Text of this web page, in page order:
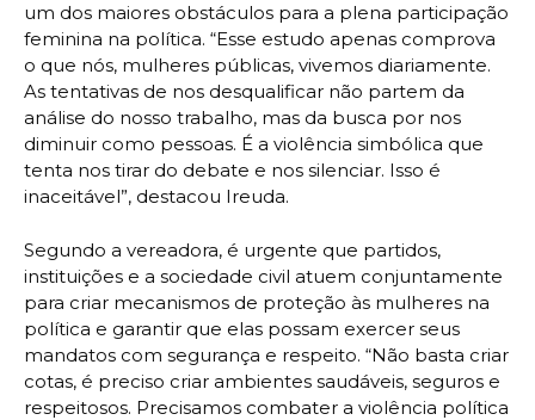
um dos maiores obstáculos para a plena participação
feminina na política. “Esse estudo apenas comprova
o que nós, mulheres públicas, vivemos diariamente.
As tentativas de nos desqualificar não partem da
análise do nosso trabalho, mas da busca por nos
diminuir como pessoas. É a violência simbólica que
tenta nos tirar do debate e nos silenciar. Isso é
inaceitável”, destacou Ireuda.
Segundo a vereadora, é urgente que partidos,
instituições e a sociedade civil atuem conjuntamente
para criar mecanismos de proteção às mulheres na
política e garantir que elas possam exercer seus
mandatos com segurança e respeito. “Não basta criar
cotas, é preciso criar ambientes saudáveis, seguros e
respeitosos. Precisamos combater a violência política